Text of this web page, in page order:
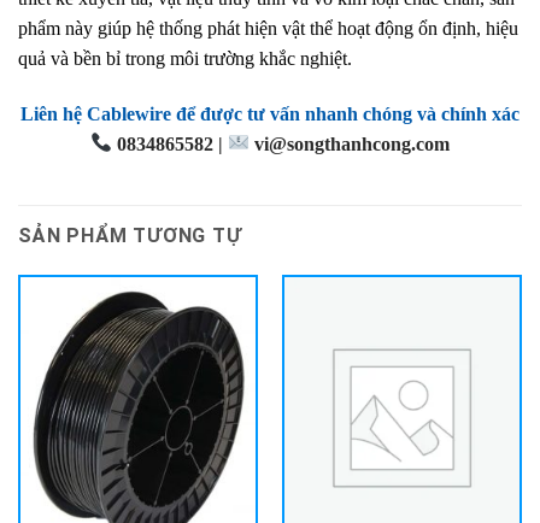
phẩm này giúp hệ thống phát hiện vật thể hoạt động ổn định, hiệu
quả và bền bỉ trong môi trường khắc nghiệt.
Liên hệ Cablewire để được tư vấn nhanh chóng và chính xác
0834865582 |
vi@songthanhcong.com
SẢN PHẨM TƯƠNG TỰ